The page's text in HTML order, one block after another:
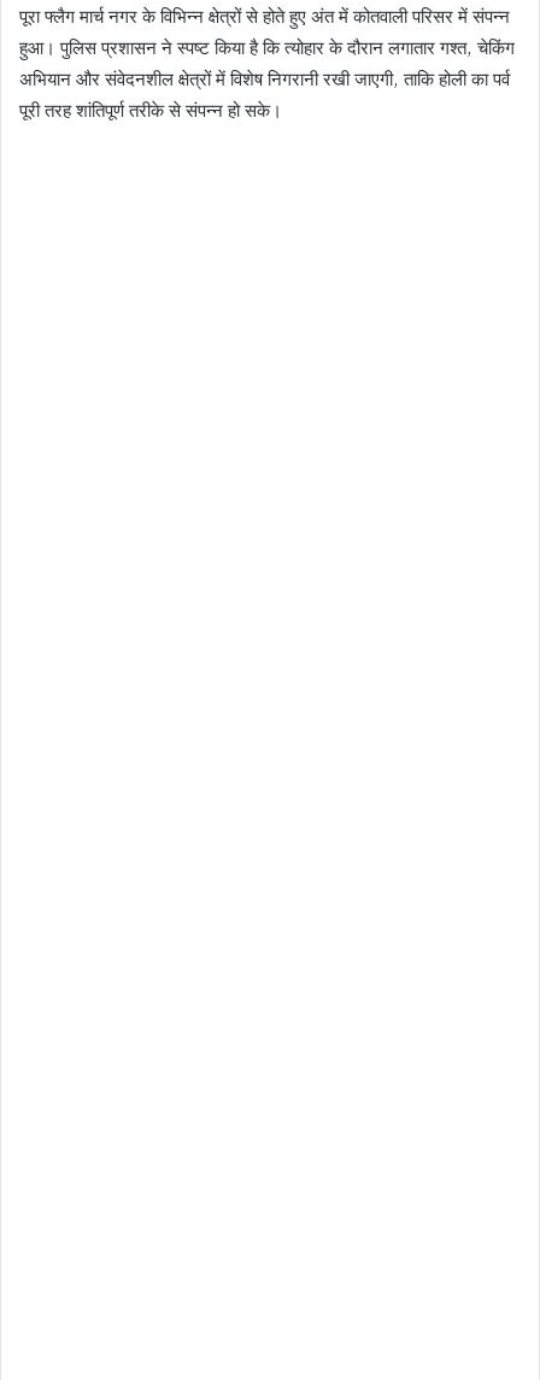
पूरा फ्लैग मार्च नगर के विभिन्न क्षेत्रों से होते हुए अंत में कोतवाली परिसर में संपन्न
हुआ। पुलिस प्रशासन ने स्पष्ट किया है कि त्योहार के दौरान लगातार गश्त, चेकिंग
अभियान और संवेदनशील क्षेत्रों में विशेष निगरानी रखी जाएगी, ताकि होली का पर्व
पूरी तरह शांतिपूर्ण तरीके से संपन्न हो सके।